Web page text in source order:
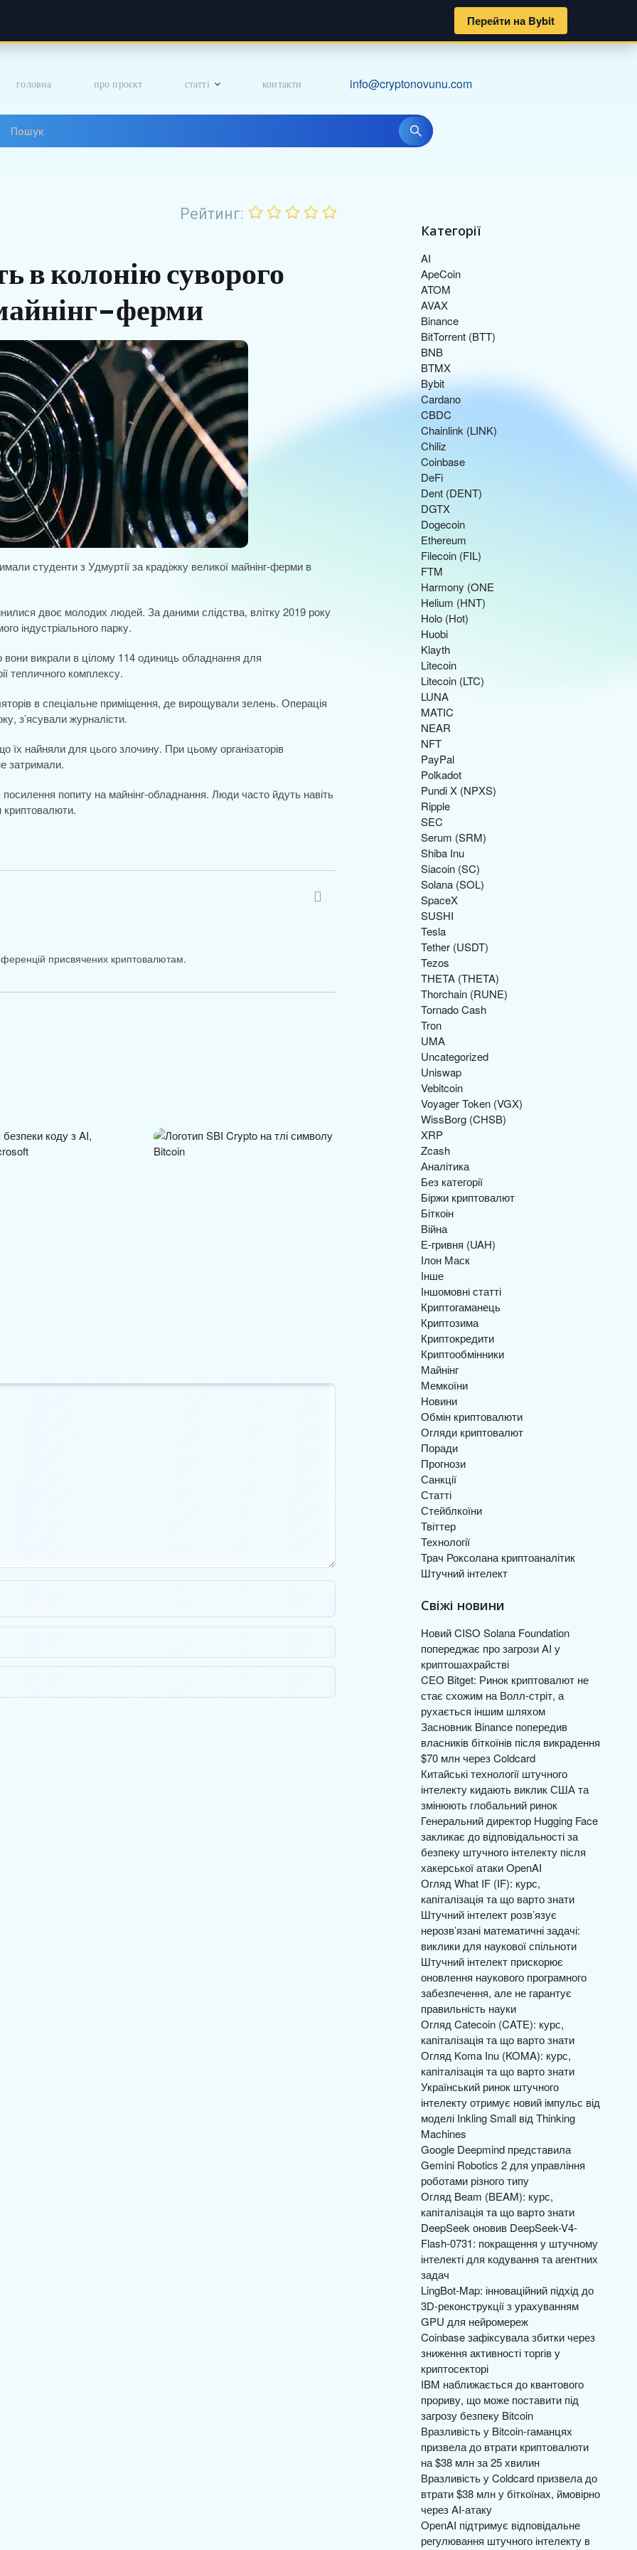
Перейти на Bybit
головна про проєкт статті контакти info@cryptonovunu.com
Рейтинг:
в колонію суворого
ферми
студенти з Удмуртії за крадіжку великої майнінг-ферми в
двоє молодих людей. За даними слідства, влітку 2019 року
індустріального парку.
вони викрали в цілому 114 одиниць обладнання для
тепличного комплексу.
в спеціальне приміщення, де вирощували зелень. Операція
з’ясували журналісти.
їх найняли для цього злочину. При цьому організаторів
затримали.
посилення попиту на майнінг-обладнання. Люди часто йдуть навіть
присвячених криптовалютам.
Категорії
AI
ApeCoin
ATOM
AVAX
Binance
BitTorrent (BTT)
BNB
BTMX
Bybit
Cardano
CBDC
Chainlink (LINK)
Chiliz
Coinbase
DeFi
Dent (DENT)
DGTX
Dogecoin
Ethereum
Filecoin (FIL)
FTM
Harmony (ONE
Helium (HNT)
Holo (Hot)
Huobi
Klayth
Litecoin
Litecoin (LTC)
LUNA
MATIC
NEAR
NFT
PayPal
Polkadot
Pundi X (NPXS)
Ripple
SEC
Serum (SRM)
Shiba Inu
Siacoin (SC)
Solana (SOL)
SpaceX
SUSHI
Tesla
Tether (USDT)
Tezos
THETA (THETA)
Thorchain (RUNE)
Tornado Cash
Tron
UMA
Uncategorized
Uniswap
Vebitcoin
Voyager Token (VGX)
WissBorg (CHSB)
XRP
Zcash
Аналітика
Без категорії
Біржи криптовалют
Біткоін
Війна
Е-гривня (UAH)
Ілон Маск
Інше
Іншомовні статті
Криптогаманець
Криптозима
Криптокредити
Криптообмінники
Майнінг
Мемкоїни
Новини
Обмін криптовалюти
Огляди криптовалют
Поради
Прогнози
Санкції
Статті
Стейблкоїни
Твіттер
Технології
Трач Роксолана криптоаналітик
Штучний інтелект
Свіжі новини
Новий CISO Solana Foundation
попереджає про загрози AI у
криптошахрайстві
CEO Bitget: Ринок криптовалют не
стає схожим на Волл-стріт, а
рухається іншим шляхом
Засновник Binance попередив
власників біткоїнів після викрадення
$70 млн через Coldcard
Китайські технології штучного
інтелекту кидають виклик США та
змінюють глобальний ринок
Генеральний директор Hugging Face
закликає до відповідальності за
безпеку штучного інтелекту після
хакерської атаки OpenAI
Огляд What IF (IF): курс,
капіталізація та що варто знати
Штучний інтелект розв’язує
нерозв’язані математичні задачі:
виклики для наукової спільноти
Штучний інтелект прискорює
оновлення наукового програмного
забезпечення, але не гарантує
правильність науки
Огляд Catecoin (CATE): курс,
капіталізація та що варто знати
Огляд Koma Inu (KOMA): курс,
капіталізація та що варто знати
Український ринок штучного
інтелекту отримує новий імпульс від
моделі Inkling Small від Thinking
Machines
Google Deepmind представила
Gemini Robotics 2 для управління
роботами різного типу
Огляд Beam (BEAM): курс,
капіталізація та що варто знати
DeepSeek оновив DeepSeek-V4-
Flash-0731: покращення у штучному
інтелекті для кодування та агентних
задач
LingBot-Map: інноваційний підхід до
3D-реконструкції з урахуванням
GPU для нейромереж
Coinbase зафіксувала збитки через
зниження активності торгів у
криптосекторі
IBM наближається до квантового
прориву, що може поставити під
загрозу безпеку Bitcoin
Вразливість у Bitcoin-гаманцях
призвела до втрати криптовалюти
на $38 млн за 25 хвилин
Вразливість у Coldcard призвела до
втрати $38 млн у біткоїнах, ймовірно
через AI-атаку
OpenAI підтримує відповідальне
регулювання штучного інтелекту в